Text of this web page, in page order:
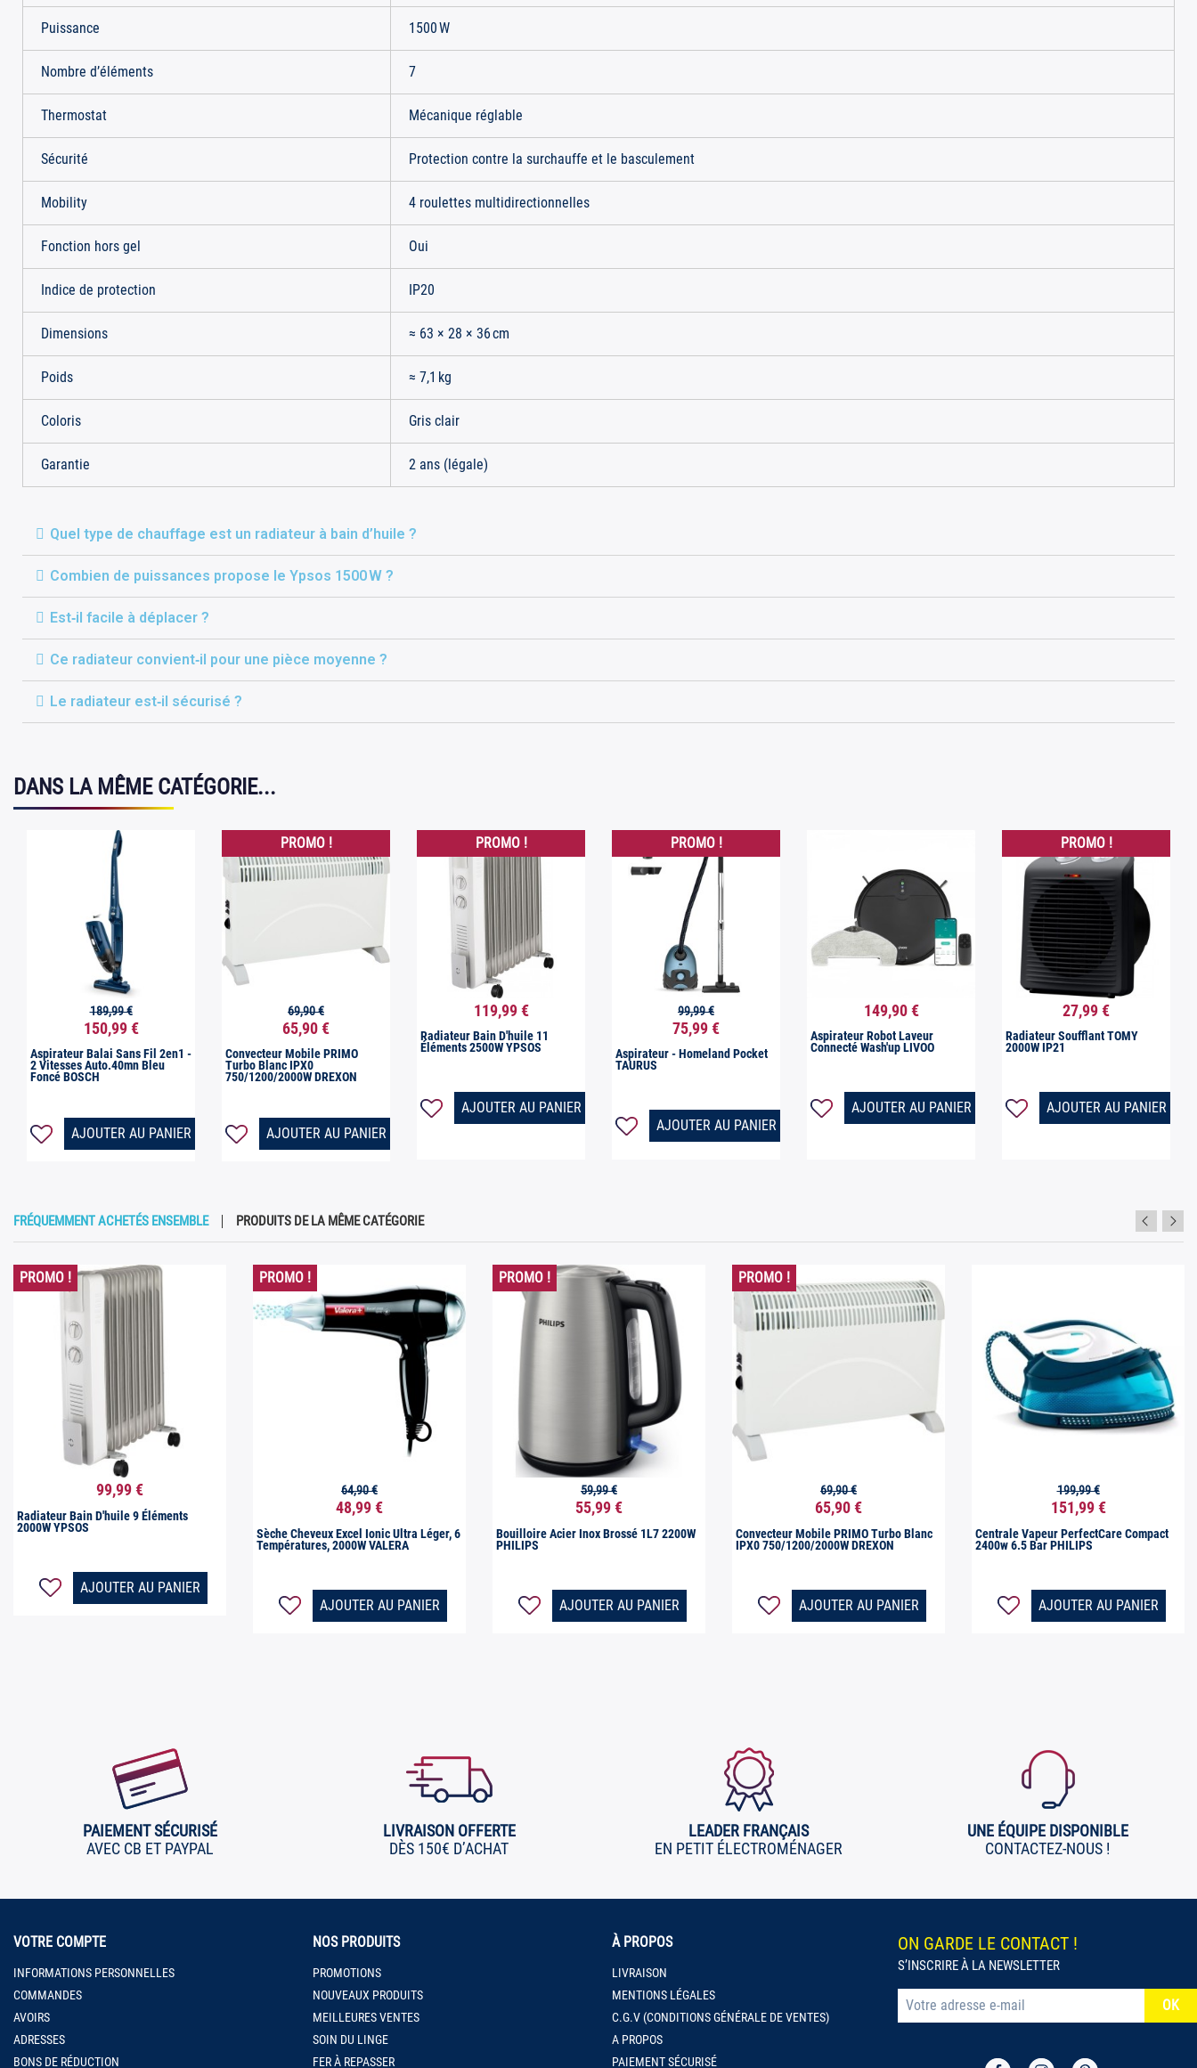
Puissance 1500 W
Nombre d’éléments 7
Thermostat Mécanique réglable
Sécurité Protection contre la surchauffe et le basculement
Mobility 4 roulettes multidirectionnelles
Fonction hors gel Oui
Indice de protection IP20
Dimensions ≈ 63 × 28 × 36 cm
Poids ≈ 7,1 kg
Coloris Gris clair
Garantie 2 ans (légale)
Quel type de chauffage est un radiateur à bain d’huile ?
Combien de puissances propose le Ypsos 1500 W ?
Est‑il facile à déplacer ?
Ce radiateur convient‑il pour une pièce moyenne ?
Le radiateur est‑il sécurisé ?
DANS LA MÊME CATÉGORIE...
Aperçu rapide
150,99 €
189,99 €
Aspirateur Balai Sans Fil 2en1 -
2 Vitesses Auto.40mn Bleu
Foncé BOSCH
AJOUTER AU PANIER
Aperçu rapide
65,90 €
69,90 €
Convecteur Mobile PRIMO
Turbo Blanc IPX0
750/1200/2000W DREXON
AJOUTER AU PANIER
PROMO !
Aperçu rapide
119,99 €
Radiateur Bain D'huile 11
Éléments 2500W YPSOS
AJOUTER AU PANIER
PROMO !
Aperçu rapide
75,99 €
99,99 €
Aspirateur - Homeland Pocket
TAURUS
AJOUTER AU PANIER
PROMO !
Aperçu rapide
149,90 €
Aspirateur Robot Laveur
Connecté Wash'up LIVOO
AJOUTER AU PANIER
Aperçu rapide
27,99 €
Radiateur Soufflant TOMY
2000W IP21
AJOUTER AU PANIER
PROMO !
FRÉQUEMMENT ACHETÉS ENSEMBLE PRODUITS DE LA MÊME CATÉGORIE
Aperçu rapide
99,99 €
Radiateur Bain D'huile 9 Éléments
2000W YPSOS
AJOUTER AU PANIER
PROMO !
Aperçu rapide
48,99 €
64,90 €
Sèche Cheveux Excel Ionic Ultra Léger, 6
Températures, 2000W VALERA
AJOUTER AU PANIER
PROMO !
Aperçu rapide
55,99 €
59,99 €
Bouilloire Acier Inox Brossé 1L7 2200W
PHILIPS
AJOUTER AU PANIER
PROMO !
Aperçu rapide
65,90 €
69,90 €
Convecteur Mobile PRIMO Turbo Blanc
IPX0 750/1200/2000W DREXON
AJOUTER AU PANIER
PROMO !
Aperçu rapide
151,99 €
199,99 €
Centrale Vapeur PerfectCare Compact
2400w 6.5 Bar PHILIPS
AJOUTER AU PANIER
PAIEMENT SÉCURISÉ
AVEC CB ET PAYPAL
LIVRAISON OFFERTE
DÈS 150€ D’ACHAT
LEADER FRANÇAIS
EN PETIT ÉLECTROMÉNAGER
UNE ÉQUIPE DISPONIBLE
CONTACTEZ-NOUS !
VOTRE COMPTE
INFORMATIONS PERSONNELLES
COMMANDES
AVOIRS
ADRESSES
BONS DE RÉDUCTION
NOS PRODUITS
PROMOTIONS
NOUVEAUX PRODUITS
MEILLEURES VENTES
SOIN DU LINGE
FER À REPASSER
À PROPOS
LIVRAISON
MENTIONS LÉGALES
C.G.V (CONDITIONS GÉNÉRALE DE VENTES)
A PROPOS
PAIEMENT SÉCURISÉ
ON GARDE LE CONTACT !
S’INSCRIRE À LA NEWSLETTER